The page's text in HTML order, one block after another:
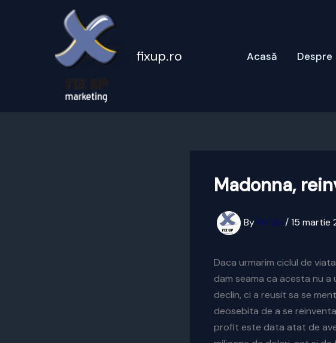
fixup.ro Acasă Despre
Madonna,
By Fix Up /15 martie
Daca urmarim ciclul de
dam seama ca acesta nu
declin, ci a reusit sa se
deosebita de a se
profit este data atat de